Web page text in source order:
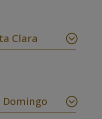
Clara
Domingo